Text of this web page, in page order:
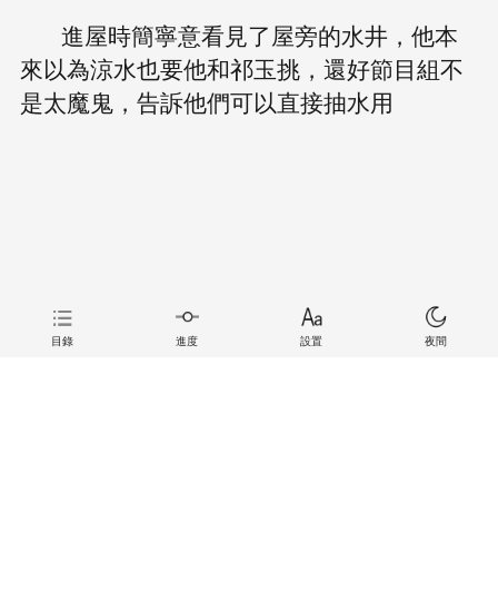
進屋時簡寧意看見了屋旁的水井，他本
來以為涼水也要他和祁玉挑，還好節目組不
是太魔鬼，告訴他們可以直接抽水用
目錄 進度 設置 夜間